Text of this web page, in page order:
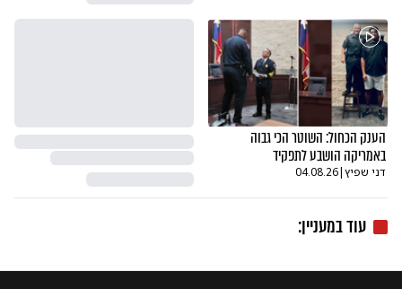
הענק הכחול: השוטר הכי גבוה
באמריקה הושבע לתפקיד
דני שפיץ|
04.08.26
עוד במעניין: